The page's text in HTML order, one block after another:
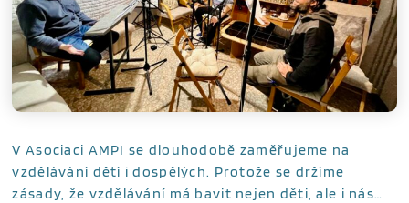
V Asociaci AMPI se dlouhodobě zaměřujeme na
vzdělávání dětí i dospělých. Protože se držíme
zásady, že vzdělávání má bavit nejen děti, ale i nás…